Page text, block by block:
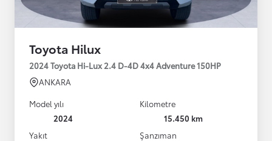
Toyota Hilux
2024 Toyota Hi-Lux 2.4 D-4D 4x4 Adventure 150HP
ANKARA
Model yılı
2024
Kilometre
15.450 km
Yakıt
Şanzıman